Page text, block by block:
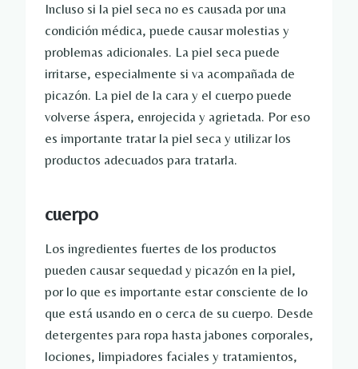
Incluso si la piel seca no es causada por una
condición médica, puede causar molestias y
problemas adicionales. La piel seca puede
irritarse, especialmente si va acompañada de
picazón. La piel de la cara y el cuerpo puede
volverse áspera, enrojecida y agrietada. Por eso
es importante tratar la piel seca y utilizar los
productos adecuados para tratarla.
cuerpo
Los ingredientes fuertes de los productos
pueden causar sequedad y picazón en la piel,
por lo que es importante estar consciente de lo
que está usando en o cerca de su cuerpo. Desde
detergentes para ropa hasta jabones corporales,
lociones, limpiadores faciales y tratamientos,